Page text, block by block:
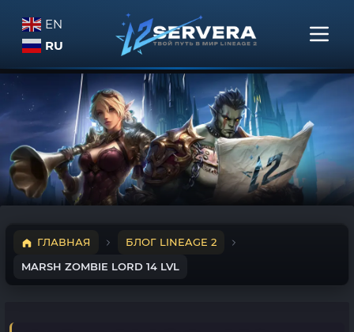
EN
RU
ГЛАВНАЯ
БЛОГ LINEAGE 2
MARSH ZOMBIE LORD 14 LVL